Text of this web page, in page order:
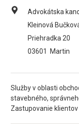
Advokátska
Kleinová
Priehradka 20
03601
Martin
Služby v oblasti
stavebného,
Zastupovanie klientov